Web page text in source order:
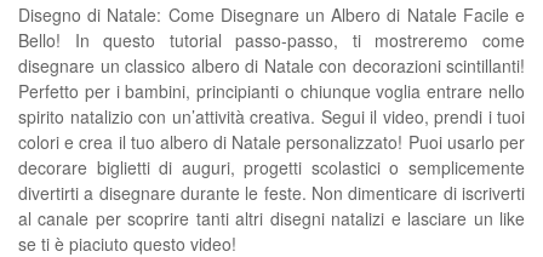
Disegno di Natale: Come Disegnare un Albero di Natale Facile e
Bello! In questo tutorial passo-passo, ti mostreremo come
disegnare un classico albero di Natale con decorazioni scintillanti!
Perfetto per i bambini, principianti o chiunque voglia entrare nello
spirito natalizio con un’attività creativa. Segui il video, prendi i tuoi
colori e crea il tuo albero di Natale personalizzato! Puoi usarlo per
decorare biglietti di auguri, progetti scolastici o semplicemente
divertirti a disegnare durante le feste. Non dimenticare di iscriverti
al canale per scoprire tanti altri disegni natalizi e lasciare un like
se ti è piaciuto questo video!